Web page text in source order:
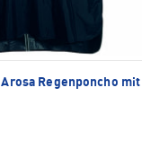
Arosa Regenponcho mit